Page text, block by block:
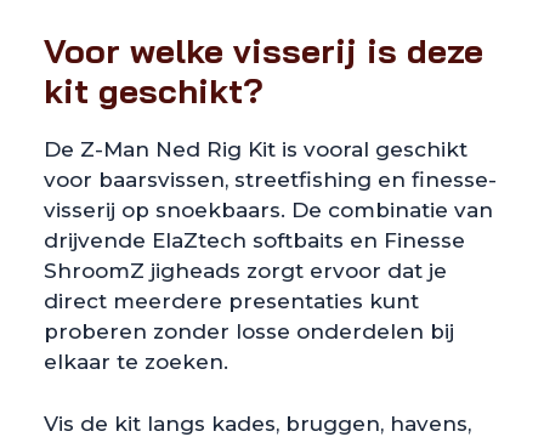
Voor welke visserij is deze
kit geschikt?
De Z-Man Ned Rig Kit is vooral geschikt
voor baarsvissen, streetfishing en finesse-
visserij op snoekbaars. De combinatie van
drijvende ElaZtech softbaits en Finesse
ShroomZ jigheads zorgt ervoor dat je
direct meerdere presentaties kunt
proberen zonder losse onderdelen bij
elkaar te zoeken.
Vis de kit langs kades, bruggen, havens,